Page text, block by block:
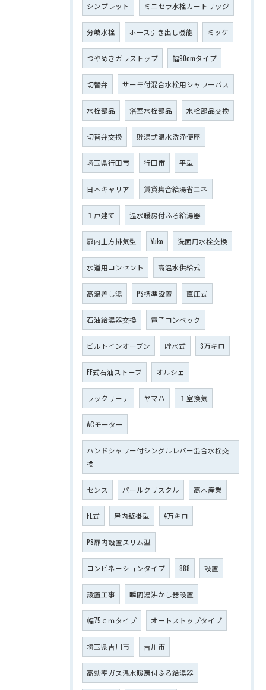
シンプレット ミニセラ水栓カートリッジ
分岐水栓 ホース引き出し機能 ミッケ
つやめきガラストップ 幅90cmタイプ
切替弁 サーモ付混合水栓用シャワーバス
水栓部品 浴室水栓部品 水栓部品交換
切替弁交換 貯湯式温水洗浄便座
埼玉県行田市 行田市 平型
日本キャリア 賃貸集合給湯省エネ
１戸建て 温水暖房付ふろ給湯器
扉内上方排気型 Yuko 洗面用水栓交換
水道用コンセント 高温水供給式
高温差し湯 PS標準設置 直圧式
石油給湯器交換 電子コンベック
ビルトインオーブン 貯水式 3万キロ
FF式石油ストーブ オルシェ
ラックリーナ ヤマハ １室換気
ACモーター
ハンドシャワー付シングルレバー混合水栓交
換
センス パールクリスタル 高木産業
FE式 屋内壁掛型 4万キロ
PS扉内設置スリム型
コンビネーションタイプ 888 設置
設置工事 瞬間湯沸かし器設置
幅75ｃｍタイプ オートストップタイプ
埼玉県吉川市 吉川市
高効率ガス温水暖房付ふろ給湯器